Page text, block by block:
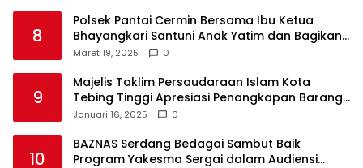
8
Polsek Pantai Cermin Bersama Ibu Ketua
Bhayangkari Santuni Anak Yatim dan Bagikan
Takjil
Maret 19, 2025 0
9
Majelis Taklim Persaudaraan Islam Kota
Tebing Tinggi Apresiasi Penangkapan Barang
Haram
Januari 16, 2025 0
10
BAZNAS Serdang Bedagai Sambut Baik
Program Yakesma Sergai dalam Audiensi